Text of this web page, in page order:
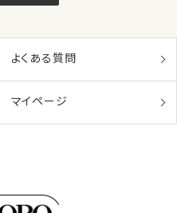
よくある質問
マイページ